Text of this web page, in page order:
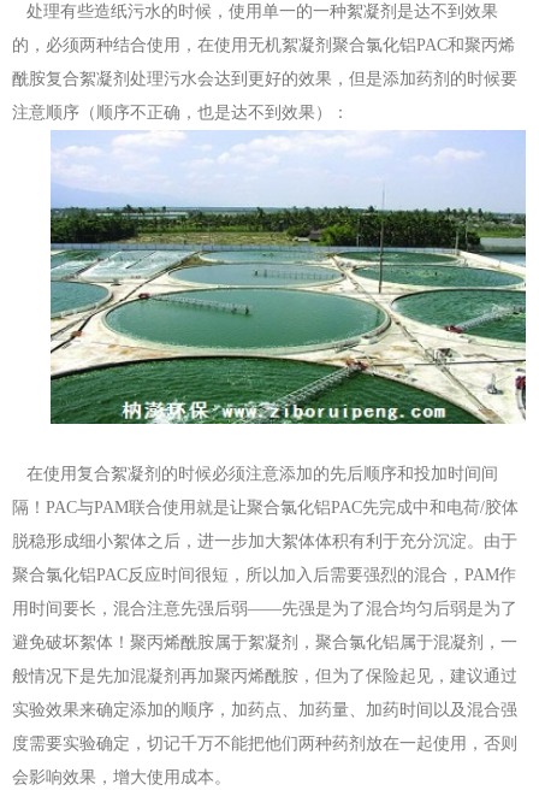
处理有些造纸污水的时候，使用单一的一种絮凝剂是达不到效果
的，必须两种结合使用，在使用无机絮凝剂聚合氯化铝PAC和聚丙烯
酰胺复合絮凝剂处理污水会达到更好的效果，但是添加药剂的时候要
注意顺序（顺序不正确，也是达不到效果）：
在使用复合絮凝剂的时候必须注意添加的先后顺序和投加时间间
隔！PAC与PAM联合使用就是让聚合氯化铝PAC先完成中和电荷/胶体
脱稳形成细小絮体之后，进一步加大絮体体积有利于充分沉淀。由于
聚合氯化铝PAC反应时间很短，所以加入后需要强烈的混合，PAM作
用时间要长，混合注意先强后弱——先强是为了混合均匀后弱是为了
避免破坏絮体！聚丙烯酰胺属于絮凝剂，聚合氯化铝属于混凝剂，一
般情况下是先加混凝剂再加聚丙烯酰胺，但为了保险起见，建议通过
实验效果来确定添加的顺序，加药点、加药量、加药时间以及混合强
度需要实验确定，切记千万不能把他们两种药剂放在一起使用，否则
会影响效果，增大使用成本。